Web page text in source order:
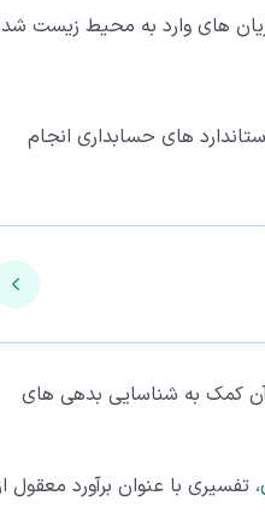
های وارد به محیط زیست
استاندارد های حسابداری انجام
آن کمک به شناسایی بدهی های
، تفسیری با عنوان برآورد معقول